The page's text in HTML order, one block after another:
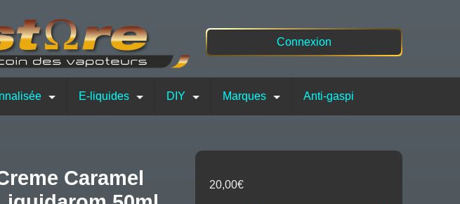
Connexion
E-liquides DIY Marques Anti-gaspi
20,00€